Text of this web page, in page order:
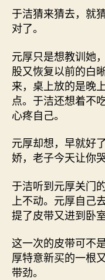
于洁猜来猜去，就
对了。
元厚只是想教训她
股又恢复以前的白
来，桌上放的是晚
点。于洁还想着不
心疼自己。
元厚却想，早就好
娇，老子今天让你
于洁听到元厚关门
上不动。元厚自己
提了皮带又进到卧室
这一次的皮带可不
厚特意新买的一根
带劲。